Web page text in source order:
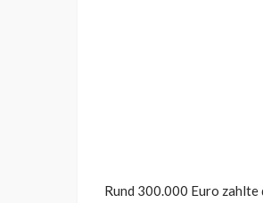
Rund 300.000 Euro zahlte